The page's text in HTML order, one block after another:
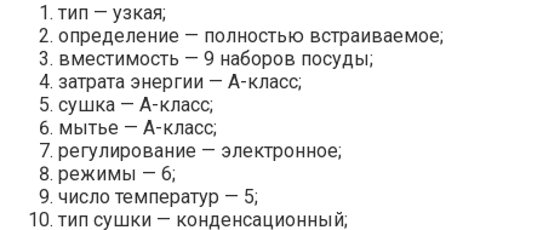
тип — узкая;
определение — полностью встраиваемое;
вместимость — 9 наборов посуды;
затрата энергии — А-класс;
сушка — А-класс;
мытье — А-класс;
регулирование — электронное;
режимы — 6;
число температур — 5;
тип сушки — конденсационный;